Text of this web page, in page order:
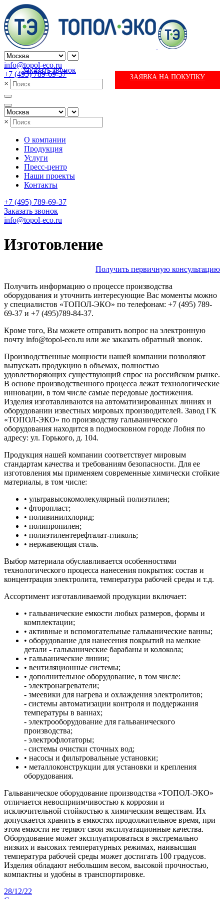
info@topol-eco.ru
+7 (495) 789-69-37
Заказать звонок
ЗАЯВКА НА ПОКУПКУ
×
×
О компании
Продукция
Услуги
Пресс-центр
Наши проекты
Контакты
+7 (495) 789-69-37
Заказать звонок
info@topol-eco.ru
Изготовление
Получить первичную консультацию
Получить информацию о процессе производства
оборудования и уточнить интересующие Вас моменты можно
у специалистов «ТОПОЛ-ЭКО» по телефонам: +7 (495) 789-
69-37 и +7 (495)789-84-37.
Кроме того, Вы можете отправить вопрос на электронную
почту info@topol-eco.ru или же заказать обратный звонок.
Производственные мощности нашей компании позволяют
выпускать продукцию в объемах, полностью
удовлетворяющих существующий спрос на российском рынке.
В основе производственного процесса лежат технологические
инновации, в том числе самые передовые достижения.
Изделия изготавливаются на автоматизированных линиях и
оборудовании известных мировых производителей. Завод ГК
«ТОПОЛ-ЭКО» по производству гальванического
оборудования находится в подмосковном городе Лобня по
адресу: ул. Горького, д. 104.
Продукция нашей компании соответствует мировым
стандартам качества и требованиям безопасности. Для ее
изготовления мы применяем современные химически стойкие
материалы, в том числе:
• ультравысокомолекулярный полиэтилен;
• фторопласт;
• поливинилхлорид;
• полипропилен;
• полиэтилентерефталат-гликоль;
• нержавеющая сталь.
Выбор материала обуславливается особенностями
технологического процесса нанесения покрытия: состав и
концентрация электролита, температура рабочей среды и т.д.
Ассортимент изготавливаемой продукции включает:
• гальванические емкости любых размеров, формы и
комплектации;
• активные и вспомогательные гальванические ванны;
• оборудование для нанесения покрытий на мелкие
детали - гальванические барабаны и колокола;
• гальванические линии;
• вентиляционные системы;
• дополнительное оборудование, в том числе:
- электронагреватели;
- змеевики для нагрева и охлаждения электролитов;
- системы автоматизации контроля и поддержания
температуры в ваннах;
- электрооборудование для гальванического
производства;
- электрофлотаторы;
- системы очистки сточных вод;
• насосы и фильтровальные установки;
• металлоконструкции для установки и крепления
оборудования.
Гальваническое оборудование производства «ТОПОЛ-ЭКО»
отличается невосприимчивостью к коррозии и
исключительной стойкостью к химическим веществам. Их
допускается хранить в емкостях продолжительное время, при
этом емкости не теряют свои эксплуатационные качества.
Оборудование может эксплуатироваться в экстремально
низких и высоких температурных режимах, наивысшая
температура рабочей среды может достигать 100 градусов.
Изделия обладают небольшим весом, высокой прочностью,
компактны и удобны в транспортировке.
28/12/22